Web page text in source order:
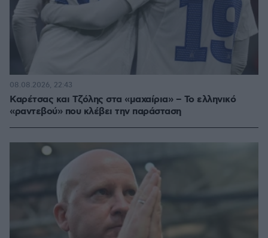
Καρέτσας και Τζόλης στα «μαχαίρια» – Το ελληνικό
«ραντεβού» που κλέβει την παράσταση
08.08.2026, 22:43